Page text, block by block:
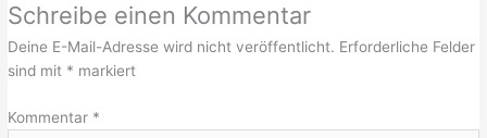
Schreibe einen Kommentar
Deine E-Mail-Adresse wird nicht veröffentlicht. Erforderliche Felder
sind mit * markiert
Kommentar *